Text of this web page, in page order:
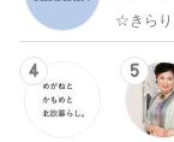
☆きら
4 5